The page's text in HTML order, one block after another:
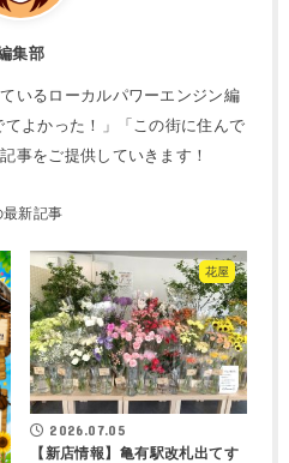
集部
いるローカルパワーエンジン編
よかった！」「この街に住んで
事をご提供していきます！
花屋
2026.07.05
【新店情報】亀有駅改札出てす